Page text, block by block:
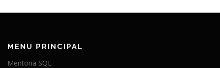
MENU PRINCIPAL
Mentoria SQL